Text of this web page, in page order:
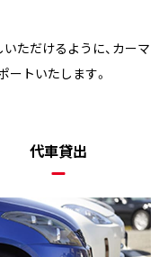
ただけるように、 カーマ
トいたします。
代車貸出